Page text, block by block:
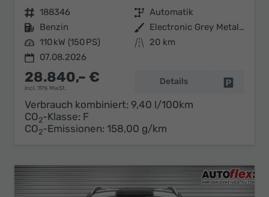
Fahrzeugnr. 188346 Getriebe Automatik
Kraftstoff Benzin Außenfarbe
Electronic Grey Metallic ()
Leistung 110 kW (150 PS) Kilometerstand
20 km
07.08.2026
28.840,– €
incl. 19% MwSt.
Details
Verbrauch kombiniert: 9,40 l/100km
CO2-Klasse: F
CO2-Emissionen: 158,00 g/km